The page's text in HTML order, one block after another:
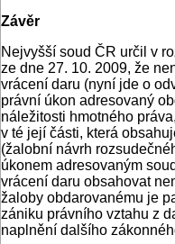
Závěr
Nejvyšší soud ČR určil v
ze dne 27. 10. 2009, že
vrácení daru (nyní jde o
právní úkon adresovaný
náležitosti hmotného
v té její části, která
(žalobní návrh
úkonem adresovaným
vrácení daru obsahovat
žaloby obdarovanému je
zániku právního vztahu z
naplnění dalšího